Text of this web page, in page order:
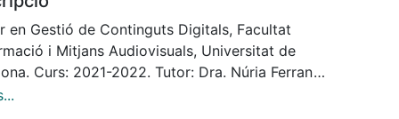
Final de
del Máster de Gestión de Contenidos Digitales de
de
durante el periodo Primavera 2022.
digital pretende cubrir la demanda de
en Gestió de Continguts Digitals, Facultat
i Mitjans Audiovisuals, Universitat de
Curs: 2021-2022. Tutor: Dra. Núria Ferran